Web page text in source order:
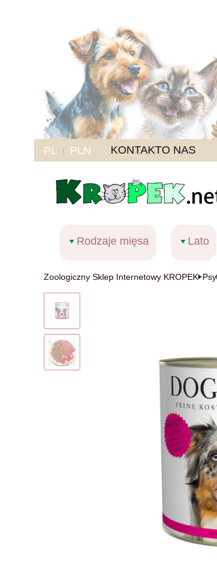
PL PLN KONTAKTO NAS
Rodzaje mięsa Lato
Zoologiczny Sklep Internetowy KROPEK Psy